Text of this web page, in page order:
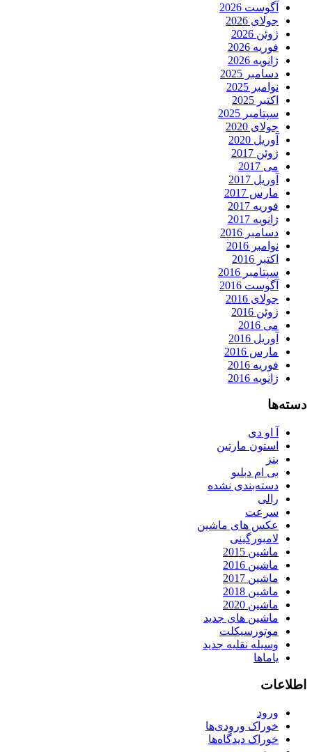
آگوست 2026
جولای 2026
ژوئن 2026
فوریه 2026
ژانویه 2026
دسامبر 2025
نوامبر 2025
اکتبر 2025
سپتامبر 2025
جولای 2020
آوریل 2020
ژوئن 2017
می 2017
آوریل 2017
مارس 2017
فوریه 2017
ژانویه 2017
دسامبر 2016
نوامبر 2016
اکتبر 2016
سپتامبر 2016
آگوست 2016
جولای 2016
ژوئن 2016
می 2016
آوریل 2016
مارس 2016
فوریه 2016
ژانویه 2016
دسته‌ها
آ او دی
استون مارتین
بنز
بی ام دبلیو
دسته‌بندی نشده
رالی
سرعت
عکس های ماشین
لامبورگینی
ماشین 2015
ماشین 2016
ماشین 2017
ماشین 2018
ماشین 2020
ماشین های جدید
موتورسیکلت
وسیله نقلیه جدید
یاماها
اطلاعات
ورود
خوراک ورودی‌ها
خوراک دیدگاه‌ها